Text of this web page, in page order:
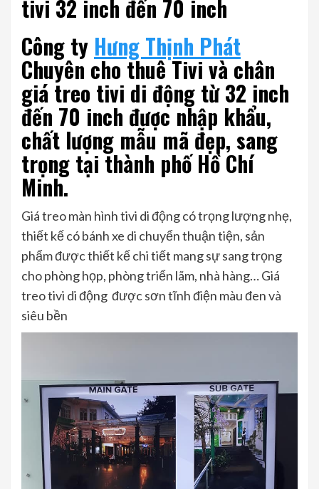
tivi 32 inch đến 70 inch
Công ty Hưng Thịnh Phát
Chuyên cho thuê Tivi và chân
giá treo tivi di động từ 32 inch
đến 70 inch được nhập khẩu,
chất lượng mẫu mã đẹp, sang
trọng tại thành phố Hồ Chí
Minh.
Giá treo màn hình tivi di động có trọng lượng nhẹ,
thiết kế có bánh xe di chuyển thuận tiện, sản
phẩm được thiết kế chi tiết mang sự sang trọng
cho phòng họp, phòng triển lãm, nhà hàng… Giá
treo tivi di động được sơn tĩnh điện màu đen và
siêu bền